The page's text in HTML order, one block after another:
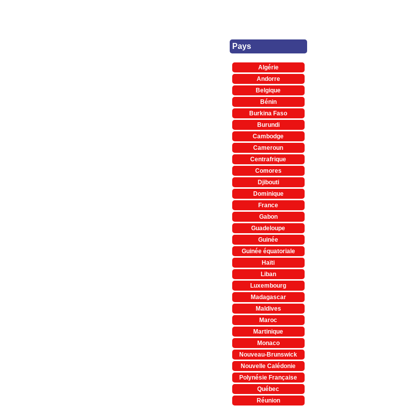
Pays
Algérie
Andorre
Belgique
Bénin
Burkina Faso
Burundi
Cambodge
Cameroun
Centrafrique
Comores
Djibouti
Dominique
France
Gabon
Guadeloupe
Guinée
Guinée équatoriale
Haïti
Liban
Luxembourg
Madagascar
Maldives
Maroc
Martinique
Monaco
Nouveau-Brunswick
Nouvelle Calédonie
Polynésie Française
Québec
Réunion